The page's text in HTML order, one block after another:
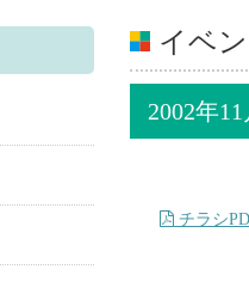
イベ
2002年
チラシ